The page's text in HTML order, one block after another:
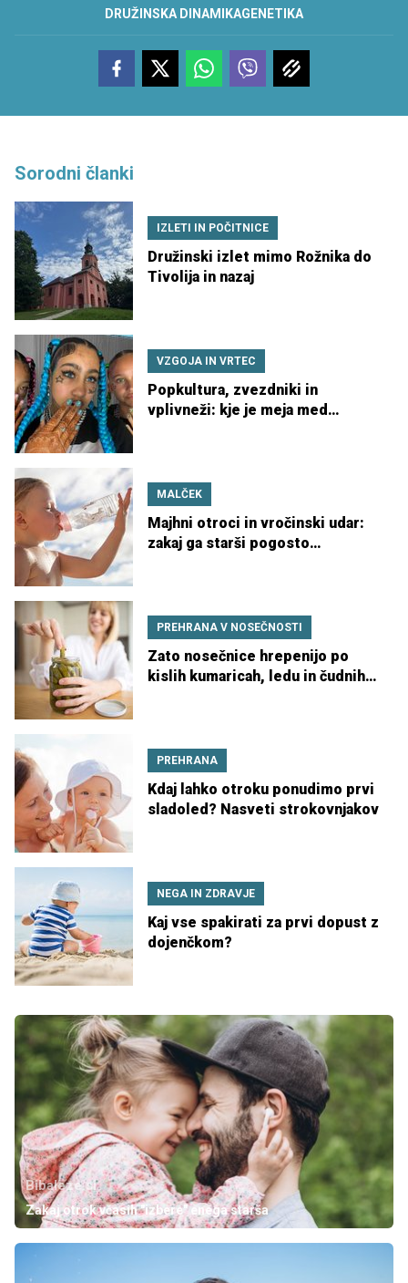
DRUŽINSKA DINAMIKAGENETIKA
Sorodni članki
IZLETI IN POČITNICE
Družinski izlet mimo Rožnika do
Tivolija in nazaj
VZGOJA IN VRTEC
Popkultura, zvezdniki in
vplivneži: kje je meja med
MALČEK
Majhni otroci in vročinski udar:
zakaj ga starši pogosto
PREHRANA V NOSEČNOSTI
Zato nosečnice hrepenijo po
kislih kumaricah, ledu in čudnih
PREHRANA
Kdaj lahko otroku ponudimo prvi
sladoled? Nasveti strokovnjakov
NEGA IN ZDRAVJE
Kaj vse spakirati za prvi dopust z
dojenčkom?
Bibaleze.si
Zakaj otrok včasih "izbere" enega starša